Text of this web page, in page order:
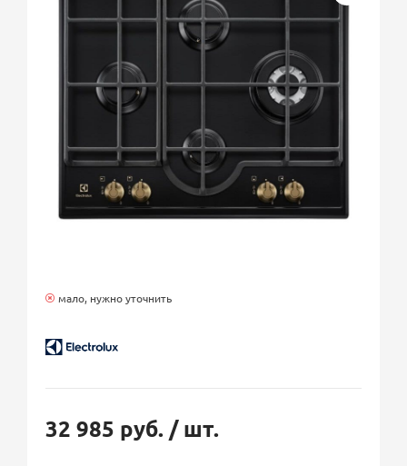
мало, нужно уточнить
32 985 руб. / шт.